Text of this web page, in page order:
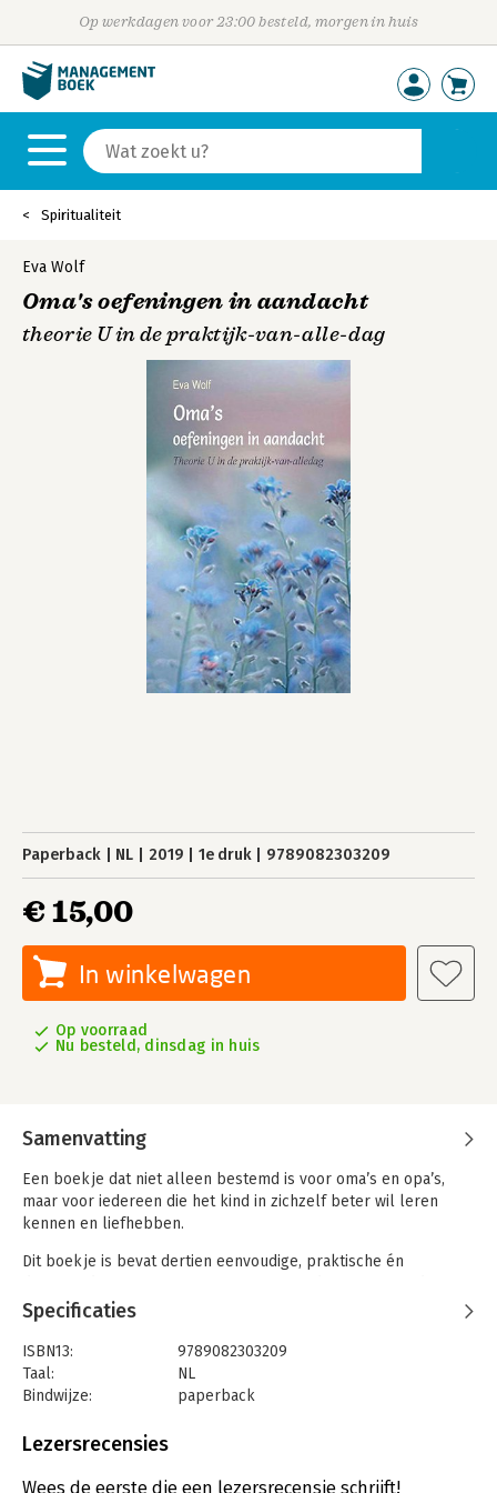
Op werkdagen voor 23:00 besteld, morgen in huis
Spiritualiteit
Eva Wolf
Oma's oefeningen in aandacht
theorie U in de praktijk-van-alle-dag
Paperback NL 2019 1e druk 9789082303209
€ 15,00
In winkelwagen
Op voorraad
Nu besteld, dinsdag in huis
Samenvatting
Een boekje dat niet alleen bestemd is voor oma’s en opa’s,
maar voor iedereen die het kind in zichzelf beter wil leren
kennen en liefhebben.
Dit boekje is bevat dertien eenvoudige, praktische én
belangrijke bijdrage die zij leveren aan de opvoeding van hun
kleinkinderen. Het is ontstaan vanuit Eva’s eigen ervaring als
oma met haar zes kleinkinderen, die toen tussen de zes en
twaalf jaar oud waren. Ze heeft daarbij geput uit alles wat zij in
de loop van haar leven geleerd heeft als moeder, docent,
Elke tip wordt eerst in een wijsheidstegeltje samengevat en
dan volgt een korte toelichting aan de hand van voorbeelden
Specificaties
ISBN13:
9789082303209
Taal:
NL
Bindwijze:
paperback
Druk:
Lezersrecensies
Wees de eerste die een lezersrecensie schrijft!